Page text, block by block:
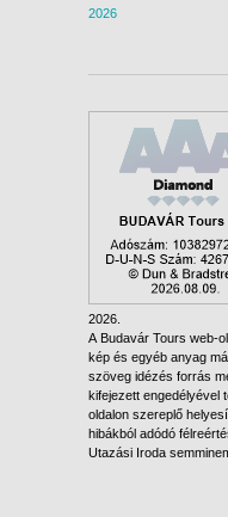
2026
2026.
A Budavár Tours web-
kép és egyéb anyag
szöveg idézés forrás
kifejezett engedélyével
oldalon szereplő
hibákból adódó
Utazási Iroda